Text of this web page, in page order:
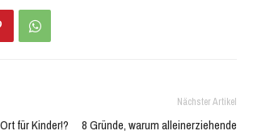
für Kinder!?
Nächster Artikel
8 Gründe, warum alleinerziehende